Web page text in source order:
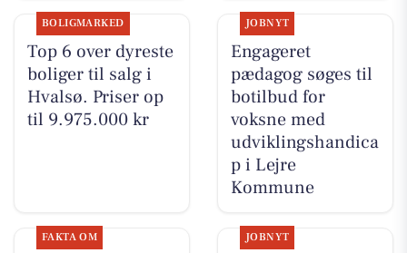
BOLIGMARKED
Top 6 over dyreste
boliger til salg i
Hvalsø. Priser op
til 9.975.000 kr
JOBNYT
Engageret
pædagog søges til
botilbud for
voksne med
udviklingshandica
p i Lejre
Kommune
FAKTA OM JOBNYT